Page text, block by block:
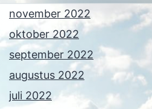
november 2022
oktober 2022
september 2022
augustus 2022
juli 2022